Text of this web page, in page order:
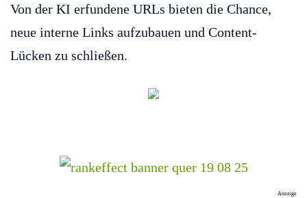
Von der KI erfundene URLs bieten die Chance,
neue interne Links aufzubauen und Content-
Lücken zu schließen.
Anzeige